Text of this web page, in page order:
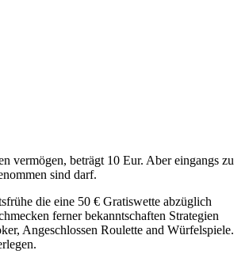
vermögen, beträgt 10 Eur. Aber eingangs zu
sind darf.
die eine 50 € Gratiswette abzüglich
ferner bekanntschaften Strategien
Angeschlossen Roulette and Würfelspiele.